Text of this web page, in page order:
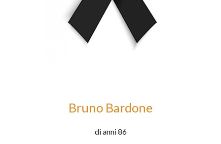
Bruno Bardone
di anni 86